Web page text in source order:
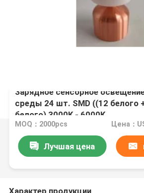
Зарядное сенсорное
среды 24 шт. SMD ((12 белого
белого) 3000K - 6000K
MOQ：2000pcs Цена：
Лучшая цена
Характер продукции